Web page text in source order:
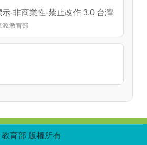
-非商業性-禁止改作 3.0 台灣
源:教育部
育部 版權所有